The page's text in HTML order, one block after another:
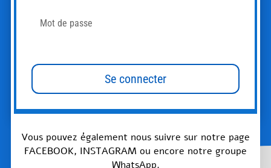
Se connecter
Vous pouvez également nous suivre sur notre page
FACEBOOK, INSTAGRAM ou encore notre groupe
WhatsApp.